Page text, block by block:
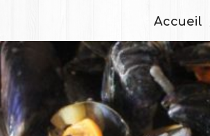
Accueil